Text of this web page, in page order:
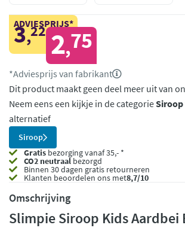
ADVIESPRIJS*
3,22 2,75
*Adviesprijs van fabrikant
Dit product maakt geen deel meer uit van
Neem eens een kijkje in de categorieSiroop
alternatief
Siroop
Gratis bezorging vanaf 35,- *
CO2 neutraalbezorgd
Binnen 30 dagen gratis retourneren
Klanten beoordelen ons met8,7/10
Omschrijving
Slimpie Siroop Kids Aardbei